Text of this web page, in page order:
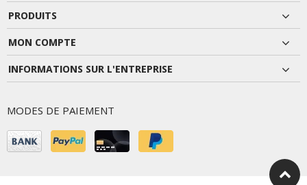
PRODUITS
MON COMPTE
INFORMATIONS SUR L'ENTREPRISE
MODES DE PAIEMENT